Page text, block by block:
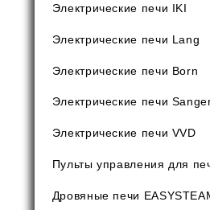
Электрические печи IKI
Электрические печи Lang
Электрические печи Born
Электрические печи
Электрические печи VVD
Пульты управления для
Дровяные печи